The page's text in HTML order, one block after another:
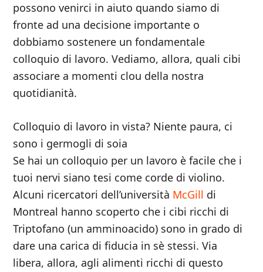
possono venirci in aiuto quando siamo di
fronte ad una decisione importante o
dobbiamo sostenere un fondamentale
colloquio di lavoro. Vediamo, allora, quali cibi
associare a momenti clou della nostra
quotidianità.
Colloquio di lavoro in vista? Niente paura, ci
sono i germogli di soia
Se hai un colloquio per un lavoro è facile che i
tuoi nervi siano tesi come corde di violino.
Alcuni ricercatori dell’università McGill di
Montreal hanno scoperto che i cibi ricchi di
Triptofano (un amminoacido) sono in grado di
dare una carica di fiducia in sè stessi. Via
libera, allora, agli alimenti ricchi di questo